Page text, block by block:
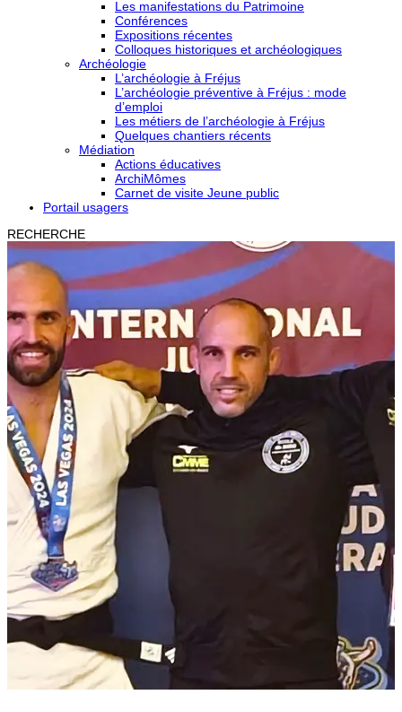
Les manifestations du Patrimoine
Conférences
Expositions récentes
Colloques historiques et archéologiques
Archéologie
L’archéologie à Fréjus
L’archéologie préventive à Fréjus : mode
d’emploi
Les métiers de l’archéologie à Fréjus
Quelques chantiers récents
Médiation
Actions éducatives
ArchiMômes
Carnet de visite Jeune public
Portail usagers
RECHERCHE